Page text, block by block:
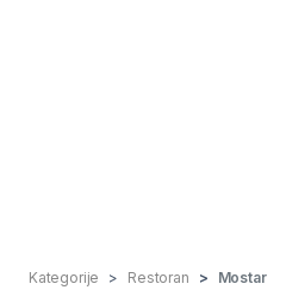
Kategorije Restoran Mostar